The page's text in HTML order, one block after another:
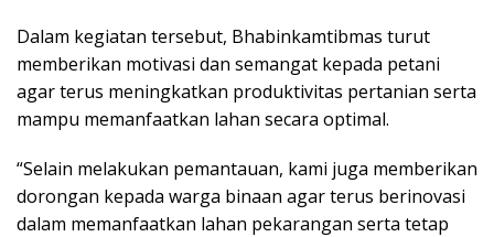
Dalam kegiatan tersebut, Bhabinkamtibmas turut
memberikan motivasi dan semangat kepada petani
agar terus meningkatkan produktivitas pertanian serta
mampu memanfaatkan lahan secara optimal.
“Selain melakukan pemantauan, kami juga memberikan
dorongan kepada warga binaan agar terus berinovasi
dalam memanfaatkan lahan pekarangan serta tetap